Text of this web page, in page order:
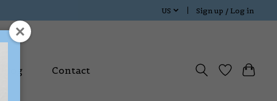
US Sign up / Log in
Blog Contact